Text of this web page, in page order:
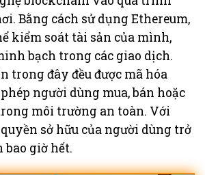
Bằng cách sử dụng Ethereum,
kiểm soát tài sản của mình,
bạch trong các giao dịch.
trong đây đều được mã hóa
người dùng mua, bán hoặc
môi trường an toàn. Với
sở hữu của người dùng trở
bao giờ hết.